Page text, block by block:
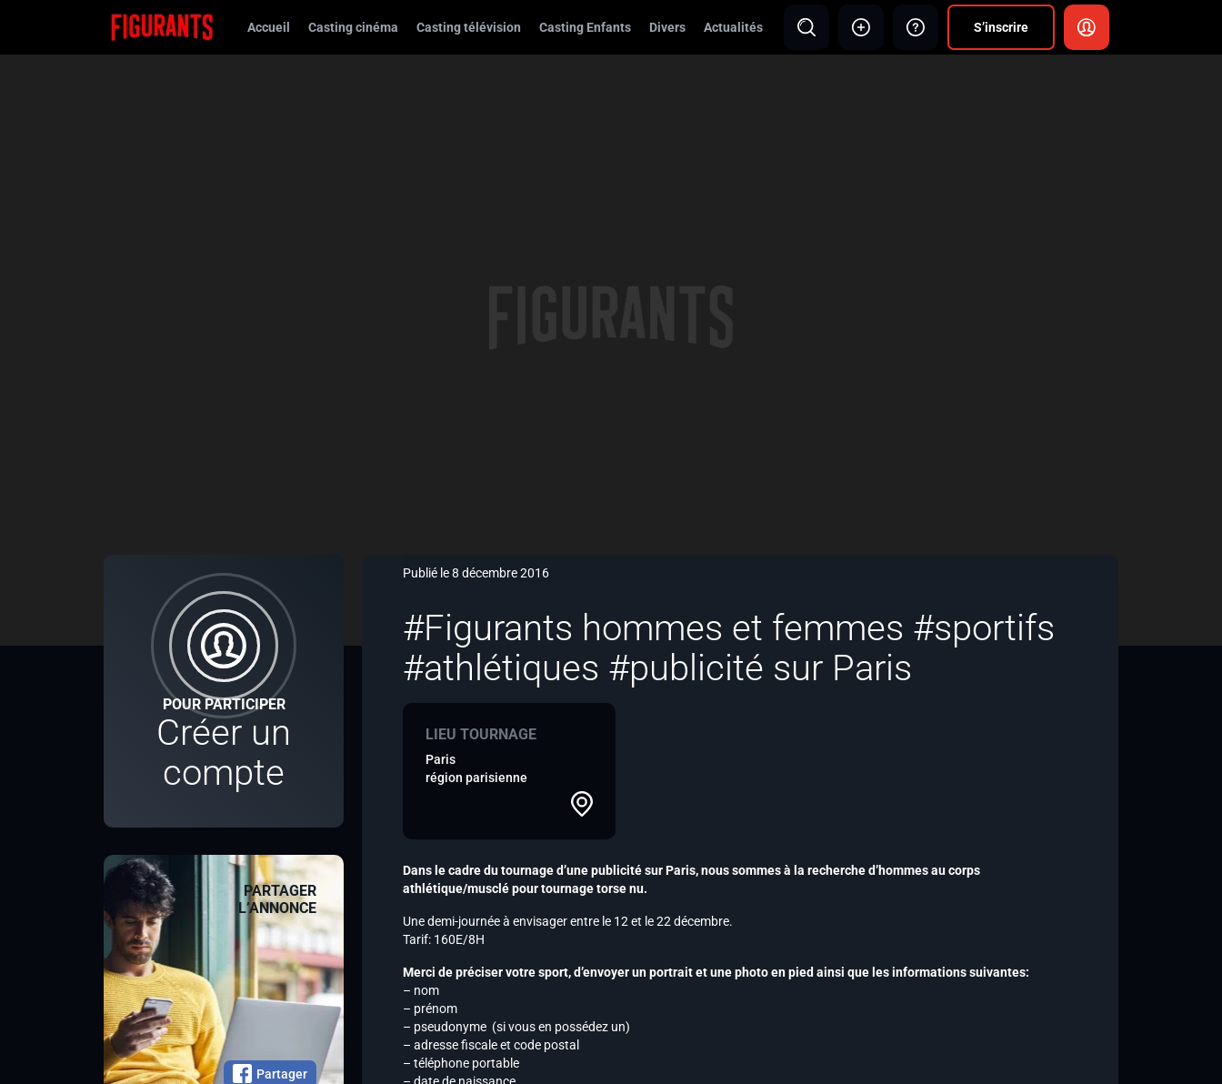
Accueil Casting cinéma Casting télévision Casting Enfants Divers Actualités S’inscrire
POUR PARTICIPER
Créer un
compte
PARTAGER
L’ANNONCE
Partager
Publié le 8 décembre 2016
#Figurants hommes et femmes #sportifs
#athlétiques #publicité sur Paris
LIEU TOURNAGE
Paris
région parisienne
Dans le cadre du tournage d’une publicité sur Paris, nous sommes à la recherche d’hommes au corps
athlétique/musclé pour tournage torse nu.
Unedemi-journée à envisager entre le 12 et le 22 décembre.
Tarif: 160E/8H
Merci de préciser votre sport, d’envoyer un portrait et une photo en pied ainsi que les informations suivantes:
– nom
– prénom
– pseudonyme (si vous en possédez un)
– adresse fiscale et code postal
– téléphone portable